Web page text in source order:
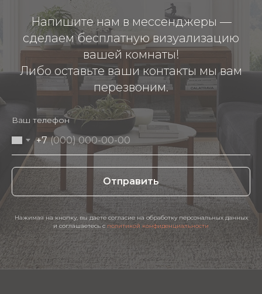
Напишите нам в мессенджеры —
сделаем бесплатную визуализацию
вашей комнаты!
Либо оставьте ваши контакты мы вам
перезвоним.
Ваш телефон
+7
Отправить
Нажимая на кнопку, вы даете согласие на обработку персональных данных
и соглашаетесь c политикой конфиденциальности